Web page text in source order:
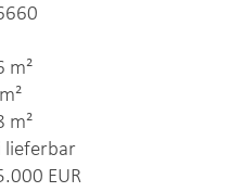
m²
m²
lieferbar
EUR